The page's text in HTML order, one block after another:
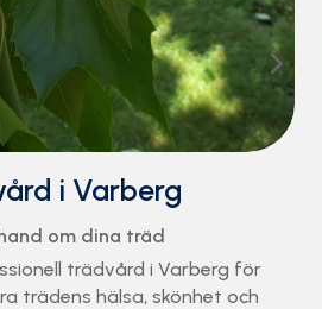
i Varberg
och nedtagning av träd
trädfällning i Varberg? Vi
traditionell fällning till